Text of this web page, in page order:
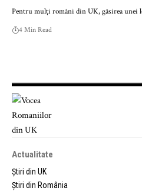
Pentru mulți români din UK, găsirea unei
4 Min Read
Actualitate
Știri din UK
Știri din România